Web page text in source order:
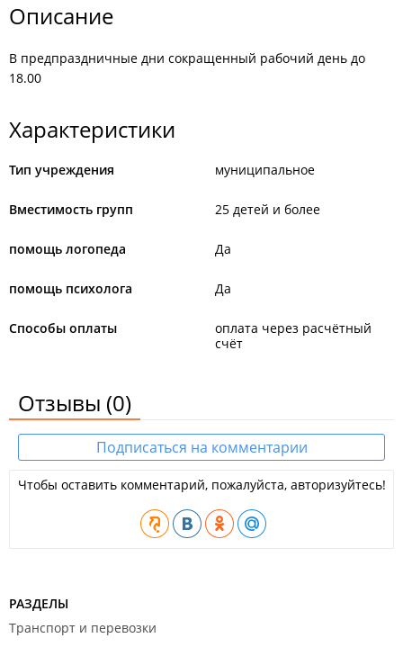
Описание
В предпраздничные дни сокращенный рабочий день до
18.00
Характеристики
Тип учреждения муниципальное
Вместимость групп 25 детей и более
помощь логопеда Да
помощь психолога Да
Способы оплаты
оплата через расчётный
счёт
Отзывы (0)
Подписаться на комментарии
Чтобы оставить комментарий, пожалуйста, авторизуйтесь!
РАЗДЕЛЫ
Транспорт и перевозки